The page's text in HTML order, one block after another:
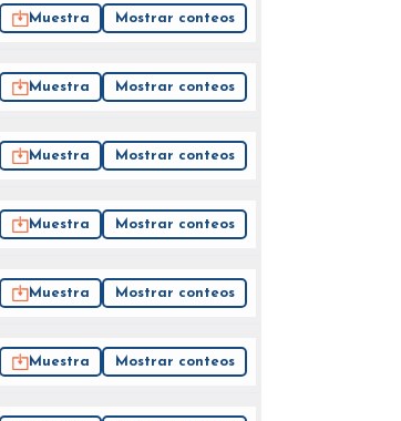
Muestra Mostrar conteos
Muestra Mostrar conteos
Muestra Mostrar conteos
Muestra Mostrar conteos
Muestra Mostrar conteos
Muestra Mostrar conteos